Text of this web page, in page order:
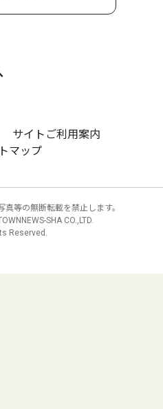
サイトご利用案内
マップ
等の無断転載を禁止します。
SHA CO.,LTD.
Reserved.